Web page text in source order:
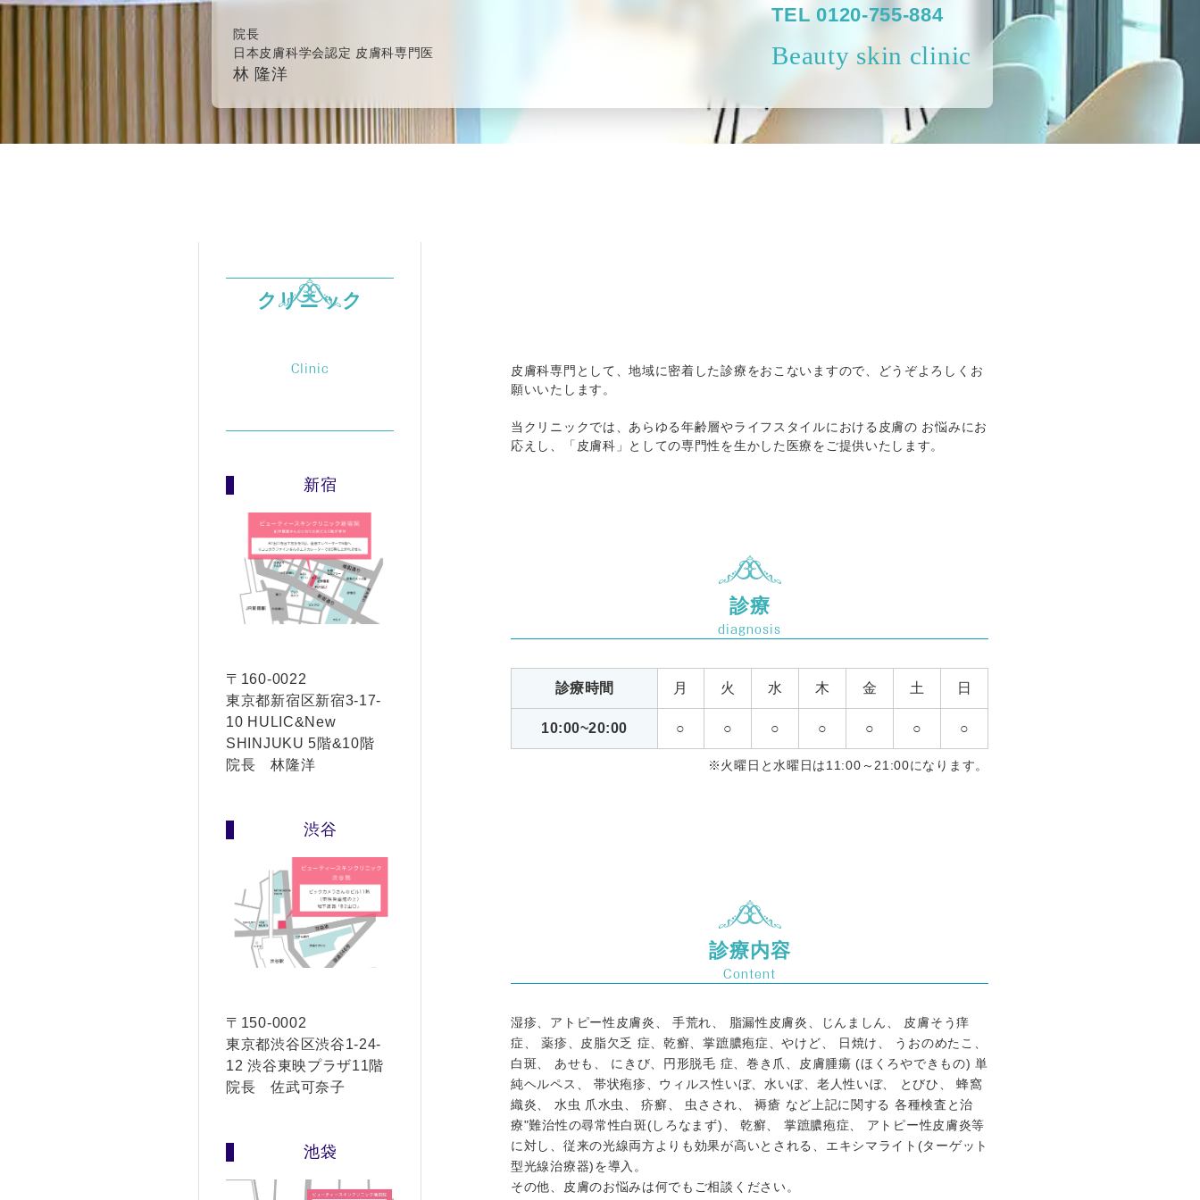
院長
日本皮膚科学会認定 皮膚科専門医
林 隆洋
TEL 0120-755-884
Beauty skin clinic
クリニック
Clinic
新宿
〒160-0022
東京都新宿区新宿3-17-
10 HULIC&New
SHINJUKU 5階&10階
院長 林隆洋
渋谷
〒150-0002
東京都渋谷区渋谷1-24-
12 渋谷東映プラザ11階
院長 佐武可奈子
池袋
皮膚科専門として、地域に密着した診療をおこないますので、どうぞよろしくお
願いいたします。
当クリニックでは、あらゆる年齢層やライフスタイルにおける皮膚の お悩みにお
応えし、「皮膚科」としての専門性を生かした医療をご提供いたします。
診療
diagnosis
診療時間 月 火 水 木 金 土 日
10:00~20:00 ○ ○ ○ ○ ○ ○ ○
※火曜日と水曜日は11:00～21:00になります。
診療内容
Content
湿疹、アトピー性皮膚炎、 手荒れ、 脂漏性皮膚炎、じんましん、 皮膚そう痒
症、 薬疹、皮脂欠乏 症、乾癬、掌蹠膿疱症、やけど、 日焼け、 うおのめたこ、
白斑、 あせも、 にきび、円形脱毛 症、巻き爪、皮膚腫瘍 (ほくろやできもの) 単
純ヘルペス、 帯状疱疹、ウィルス性いぼ、水いぼ、老人性いぼ、 とびひ、 蜂窩
織炎、 水虫 爪水虫、 疥癬、 虫さされ、 褥瘡 など上記に関する 各種検査と治
療"難治性の尋常性白斑(しろなまず)、 乾癬、 掌蹠膿疱症、 アトピー性皮膚炎等
に対し、従来の光線両方よりも効果が高いとされる、エキシマライト(ターゲット
型光線治療器)を導入。
その他、皮膚のお悩みは何でもご相談ください。